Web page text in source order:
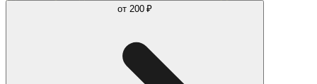
от 200 ₽